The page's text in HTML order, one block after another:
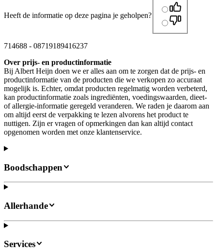
Heeft de informatie op deze pagina je geholpen?
714688 - 08719189416237
Over prijs- en productinformatie
Bij Albert Heijn doen we er alles aan om te zorgen dat de prijs- en
productinformatie van de producten die we verkopen zo accuraat
mogelijk is. Echter, omdat producten regelmatig worden verbeterd,
kan productinformatie zoals ingrediënten, voedingswaarden, dieet-
of allergie-informatie geregeld veranderen. We raden je daarom aan
om altijd eerst de verpakking te lezen alvorens het product te
nuttigen. Zijn er vragen of opmerkingen dan kan altijd contact
opgenomen worden met onze klantenservice.
Boodschappen
Allerhande
Services